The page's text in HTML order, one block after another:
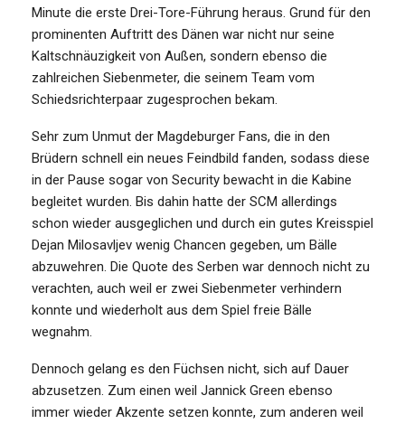
Minute die erste Drei-Tore-Führung heraus. Grund für den
prominenten Auftritt des Dänen war nicht nur seine
Kaltschnäuzigkeit von Außen, sondern ebenso die
zahlreichen Siebenmeter, die seinem Team vom
Schiedsrichterpaar zugesprochen bekam.
Sehr zum Unmut der Magdeburger Fans, die in den
Brüdern schnell ein neues Feindbild fanden, sodass diese
in der Pause sogar von Security bewacht in die Kabine
begleitet wurden. Bis dahin hatte der SCM allerdings
schon wieder ausgeglichen und durch ein gutes Kreisspiel
Dejan Milosavljev wenig Chancen gegeben, um Bälle
abzuwehren. Die Quote des Serben war dennoch nicht zu
verachten, auch weil er zwei Siebenmeter verhindern
konnte und wiederholt aus dem Spiel freie Bälle
wegnahm.
Dennoch gelang es den Füchsen nicht, sich auf Dauer
abzusetzen. Zum einen weil Jannick Green ebenso
immer wieder Akzente setzen konnte, zum anderen weil